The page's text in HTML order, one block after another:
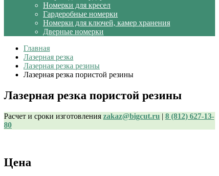
Номерки для кресел
Гардеробные номерки
Номерки для ключей, камер хранения
Дверные номерки
Главная
Лазерная резка
Лазерная резка резины
Лазерная резка пористой резины
Лазерная резка пористой резины
Расчет и сроки изготовления zakaz@bigcut.ru | 8 (812) 627-13-
80
Цена